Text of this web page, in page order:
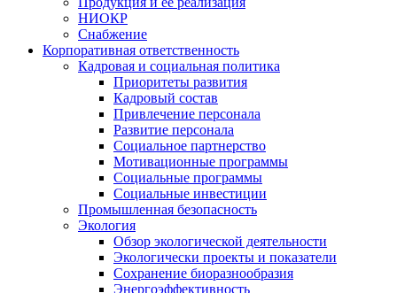
НИОКР
Снабжение
Корпоративная ответственность
Кадровая и социальная политика
Приоритеты развития
Кадровый состав
Привлечение персонала
Развитие персонала
Социальное партнерство
Мотивационные программы
Социальные программы
Социальные инвестиции
Промышленная безопасность
Экология
Обзор экологической деятельности
Экологически проекты и показатели
Сохранение биоразнообразия
Энергоэффективность